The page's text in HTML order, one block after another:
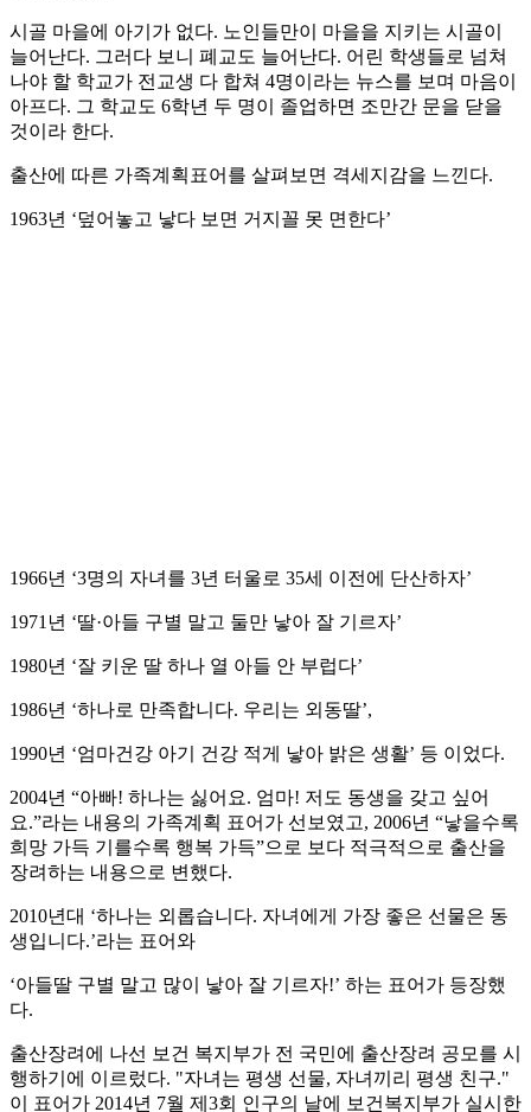
시골 마을에 아기가 없다. 노인들만이 마을을 지키는 시골이
늘어난다. 그러다 보니 폐교도 늘어난다. 어린 학생들로 넘쳐
나야 할 학교가 전교생 다 합쳐 4명이라는 뉴스를 보며 마음이
아프다. 그 학교도 6학년 두 명이 졸업하면 조만간 문을 닫을
것이라 한다.
출산에 따른 가족계획표어를 살펴보면 격세지감을 느낀다.
1963년 ‘덮어놓고 낳다 보면 거지꼴 못 면한다’
1966년 ‘3명의 자녀를 3년 터울로 35세 이전에 단산하자’
1971년 ‘딸·아들 구별 말고 둘만 낳아 잘 기르자’
1980년 ‘잘 키운 딸 하나 열 아들 안 부럽다’
1986년 ‘하나로 만족합니다. 우리는 외동딸’,
1990년 ‘엄마건강 아기 건강 적게 낳아 밝은 생활’ 등 이었다.
2004년 “아빠! 하나는 싫어요. 엄마! 저도 동생을 갖고 싶어
요.”라는 내용의 가족계획 표어가 선보였고, 2006년 “낳을수록
희망 가득 기를수록 행복 가득”으로 보다 적극적으로 출산을
장려하는 내용으로 변했다.
2010년대 ‘하나는 외롭습니다. 자녀에게 가장 좋은 선물은 동
생입니다.’라는 표어와
‘아들딸 구별 말고 많이 낳아 잘 기르자!’ 하는 표어가 등장했
다.
출산장려에 나선 보건 복지부가 전 국민에 출산장려 공모를 시
행하기에 이르렀다. "자녀는 평생 선물, 자녀끼리 평생 친구."
이 표어가 2014년 7월 제3회 인구의 날에 보건복지부가 실시한